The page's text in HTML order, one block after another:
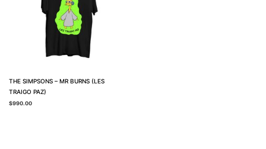
THE SIMPSONS – MR BURNS (LES
TRAIGO PAZ)
$990.00